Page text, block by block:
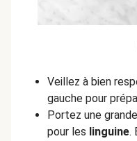
Veillez à bien
gauche pour
Portez une
pour les linguine.